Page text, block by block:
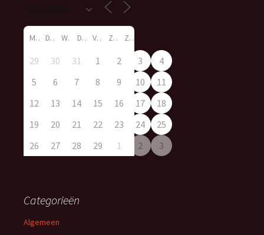
M D W D V Z Z
29 30 31 1 2 3
4
5
6 7 8 9 10
11
12
13 14 15 16 17
18
19
20 21 22 23 24
25
26
27 28 29 1 2 3
Categorieën
Algemeen